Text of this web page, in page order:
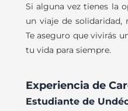
Si alguna vez tienes la
un viaje de solidaridad,
Te aseguro que vivirás
tu vida para siempre.
Experiencia de
Estudiante de